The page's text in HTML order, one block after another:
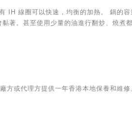
IH 線圈可以快速，均衡的加熱。 鍋的
著。甚至使用少量的油進行翻炒、燒煮
方或代理方提供一年香港本地保養和維修